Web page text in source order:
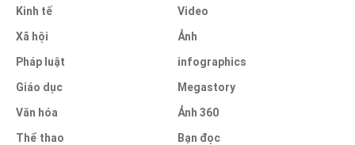
Kinh tế
Xã hội
Pháp luật
Giáo dục
Văn hóa
Thể thao
Video
Ảnh
infographics
Megastory
Ảnh 360
Bạn đọc